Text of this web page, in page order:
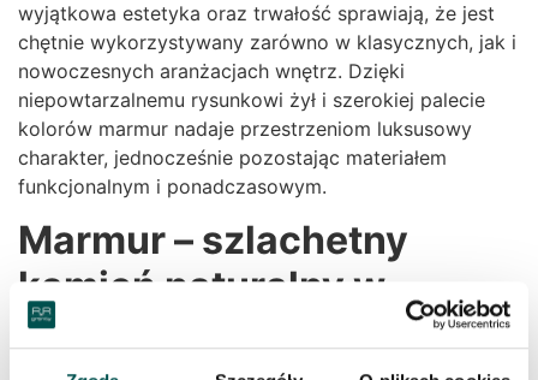
wyjątkowa estetyka oraz trwałość sprawiają, że jest
chętnie wykorzystywany zarówno w klasycznych, jak i
nowoczesnych aranżacjach wnętrz. Dzięki
niepowtarzalnemu rysunkowi żył i szerokiej palecie
kolorów marmur nadaje przestrzeniom luksusowy
charakter, jednocześnie pozostając materiałem
funkcjonalnym i ponadczasowym.
Marmur – szlachetny
kamień naturalny w
hurtowni RR Granity